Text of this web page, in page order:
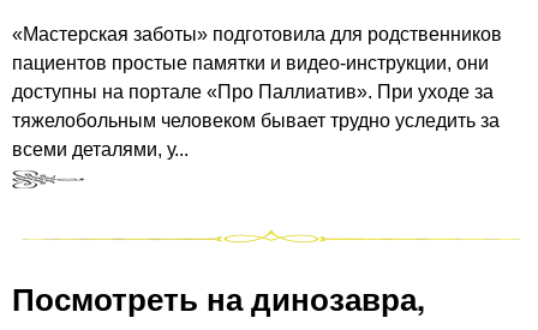
«Мастерская заботы» подготовила для родственников
пациентов простые памятки и видео-инструкции, они
доступны на портале «Про Паллиатив». При уходе за
тяжелобольным человеком бывает трудно уследить за
всеми деталями, у...
Посмотреть на динозавра,